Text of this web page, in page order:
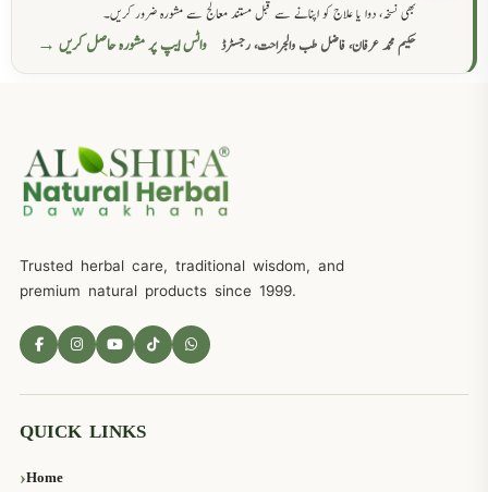
بھی نسخہ، دوا یا علاج کو اپنانے سے قبل مستند معالج سے مشورہ ضرور کریں۔
حکیم محمد عرفان، فاضل طب والجراحت، رجسٹرڈ
واٹس ایپ پر مشورہ حاصل کریں →
Trusted herbal care, traditional wisdom, and
premium natural products since 1999.
QUICK LINKS
Home